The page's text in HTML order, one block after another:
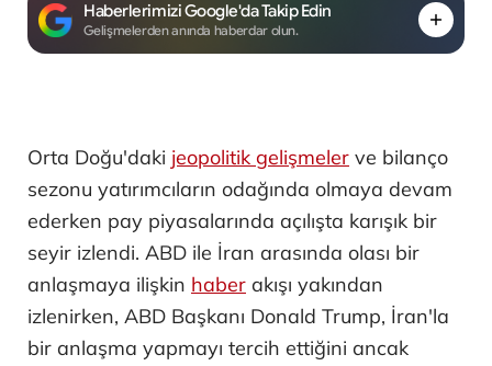
Haberlerimizi Google'da Takip Edin
Gelişmelerden anında haberdar olun.
Orta Doğu'daki jeopolitik gelişmeler ve bilanço
sezonu yatırımcıların odağında olmaya devam
ederken pay piyasalarında açılışta karışık bir
seyir izlendi. ABD ile İran arasında olası bir
anlaşmaya ilişkin haber akışı yakından
izlenirken, ABD Başkanı Donald Trump, İran'la
bir anlaşma yapmayı tercih ettiğini ancak